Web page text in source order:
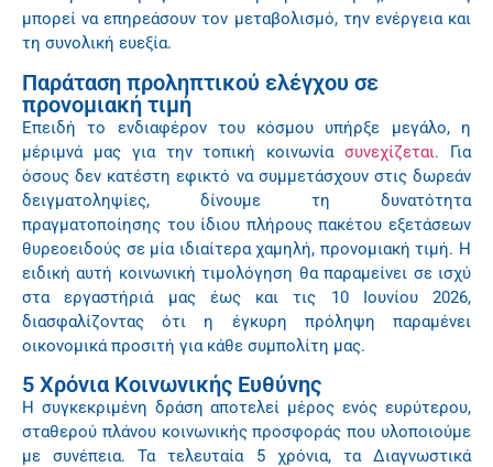
μπορεί να επηρεάσουν τον μεταβολισμό, την ενέργεια και
τη συνολική ευεξία.
Παράταση προληπτικού ελέγχου σε
προνομιακή τιμή
Επειδή το ενδιαφέρον του κόσμου υπήρξε μεγάλο, η
μέριμνά μας για την τοπική κοινωνίασυνεχίζεται. Για
όσους δεν κατέστη εφικτό να συμμετάσχουν στις δωρεάν
δειγματοληψίες, δίνουμε τη δυνατότητα
πραγματοποίησης του ίδιου πλήρους πακέτου εξετάσεων
θυρεοειδούς σε μία ιδιαίτερα χαμηλή, προνομιακή τιμή. Η
ειδική αυτή κοινωνική τιμολόγηση θα παραμείνει σε ισχύ
στα εργαστήριά μας έως και τις 10 Ιουνίου 2026,
διασφαλίζοντας ότι η έγκυρη πρόληψη παραμένει
οικονομικά προσιτή για κάθε συμπολίτη μας.
5 Χρόνια Κοινωνικής Ευθύνης
Η συγκεκριμένη δράση αποτελεί μέρος ενός ευρύτερου,
σταθερού πλάνου κοινωνικής προσφοράς που υλοποιούμε
με συνέπεια. Τα τελευταία 5 χρόνια, τα Διαγνωστικά